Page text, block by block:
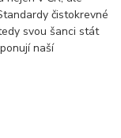
čistokrevné
svou šanci stát
naší